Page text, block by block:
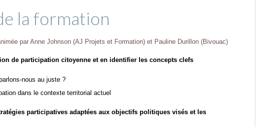
la formation
par Anne Johnson (AJ Projets et Formation) et Pauline Durillon (Bivouac)
de participation citoyenne et en identifier les concepts clefs
nous au juste ?
dans le contexte territorial actuel
participatives adaptées aux objectifs politiques visés et les